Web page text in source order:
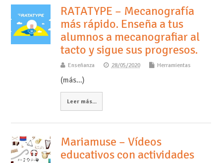
RATATYPE – Mecanografía
más rápido. Enseña a tus
alumnos a mecanografiar al
tacto y sigue sus progresos.
Enseñanza 28/05/2020 Herramientas
(más…)
Leer más...
Mariamuse – Vídeos
educativos con actividades